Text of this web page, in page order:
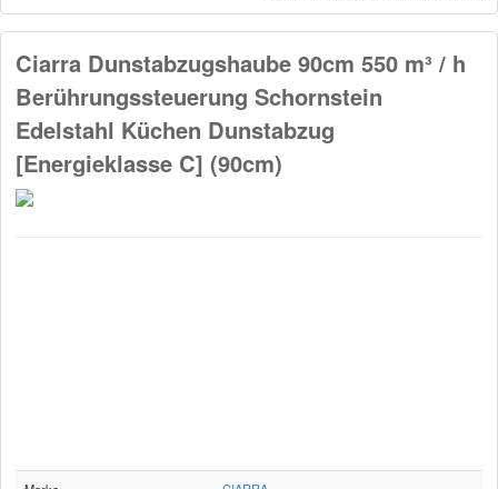
Ciarra Dunstabzugshaube 90cm 550 m³ / h
Berührungssteuerung Schornstein
Edelstahl Küchen Dunstabzug
[Energieklasse C] (90cm)